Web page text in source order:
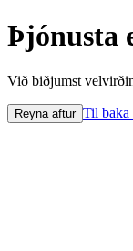
Við biðjumst
Reyna aftur Til baka